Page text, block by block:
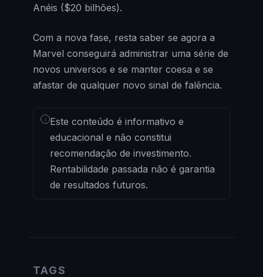
Anéis ($20 bilhões).
Com a nova fase, resta saber se agora a
Marvel conseguirá administrar uma série de
novos universos e se manter coesa e se
afastar de qualquer novo sinal de falência.
i Este conteúdo é informativo e
educacional e não constitui
recomendação de investimento.
Rentabilidade passada não é garantia
de resultados futuros.
TAGS